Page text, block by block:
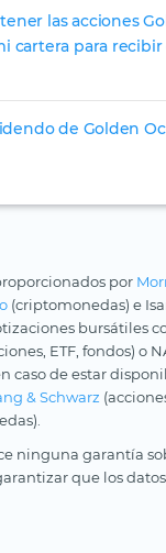
las acciones
cartera para
de Golden
por
(criptomonedas) e
bursátiles
ETF, fondos) o
caso de estar
& Schwarz
ninguna garantía
que los